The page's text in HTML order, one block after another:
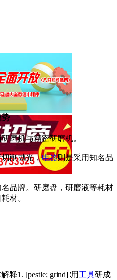
势
磨机与精密研磨机。
削抛光，电器则是采用知名品
品牌。研磨盘，研磨液等耗材
材。
释1. [pestle; grind]∶用 工具研成